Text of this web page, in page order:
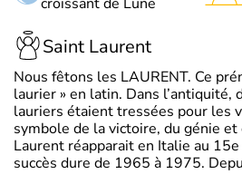
Saint Laurent
Nous fêtons les LAURENT. Ce
laurier » en latin. Dans l’antiquité,
lauriers étaient tressées pour les
symbole de la victoire, du génie
Laurent réapparait en Italie au 15e
succès dure de 1965 à 1975.